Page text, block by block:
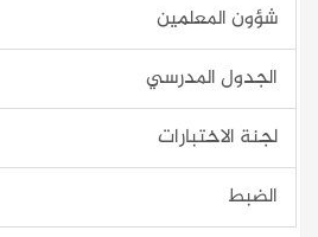
شؤون المعلمين
الجدول المدرسي
لجنة الاختبارات
الضبط